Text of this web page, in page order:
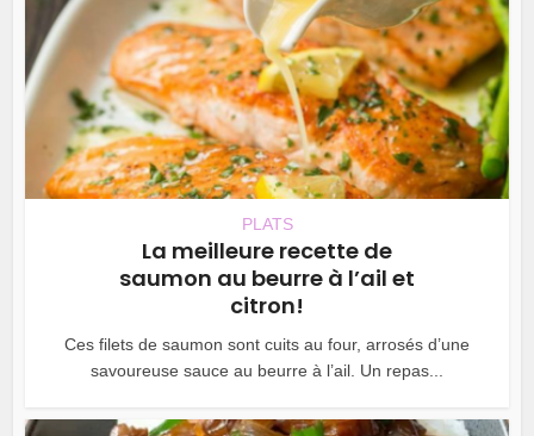
PLATS
La meilleure recette de
saumon au beurre à l’ail et
citron!
Ces filets de saumon sont cuits au four, arrosés d’une
savoureuse sauce au beurre à l’ail. Un repas...